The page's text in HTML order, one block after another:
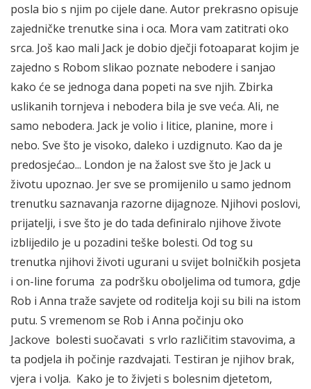
posla bio s njim po cijele dane. Autor prekrasno opisuje
zajedničke trenutke sina i oca. Mora vam zatitrati oko
srca. Još kao mali Jack je dobio dječji fotoaparat kojim je
zajedno s Robom slikao poznate nebodere i sanjao
kako će se jednoga dana popeti na sve njih. Zbirka
uslikanih tornjeva i nebodera bila je sve veća. Ali, ne
samo nebodera. Jack je volio i litice, planine, more i
nebo. Sve što je visoko, daleko i uzdignuto. Kao da je
predosjećao... London je na žalost sve što je Jack u
životu upoznao. Jer sve se promijenilo u samo jednom
trenutku saznavanja razorne dijagnoze. Njihovi poslovi,
prijatelji, i sve što je do tada definiralo njihove živote
izblijedilo je u pozadini teške bolesti. Od tog su
trenutka njihovi životi ugurani u svijet bolničkih posjeta
i on-line foruma za podršku oboljelima od tumora, gdje
Rob i Anna traže savjete od roditelja koji su bili na istom
putu. S vremenom se Rob i Anna počinju oko
Jackove bolesti suočavati s vrlo različitim stavovima, a
ta podjela ih počinje razdvajati. Testiran je njihov brak,
vjera i volja. Kako je to živjeti s bolesnim djetetom,